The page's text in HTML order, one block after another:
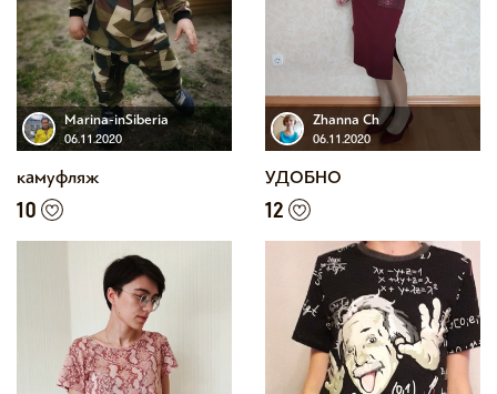
Marina-inSiberia
06.11.2020
камуфляж
10
Zhanna Ch
06.11.2020
УДОБНО
12